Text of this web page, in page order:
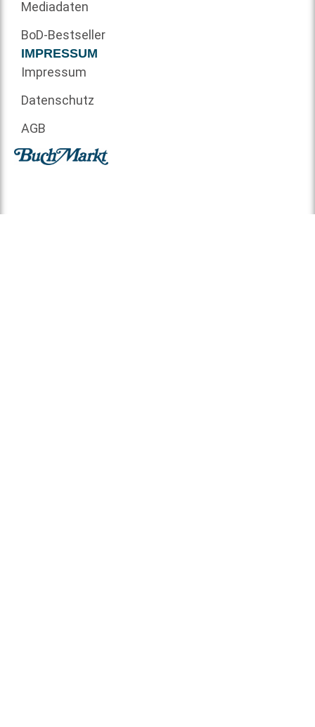
Mediadaten
BoD-Bestseller
IMPRESSUM
Impressum
Datenschutz
AGB